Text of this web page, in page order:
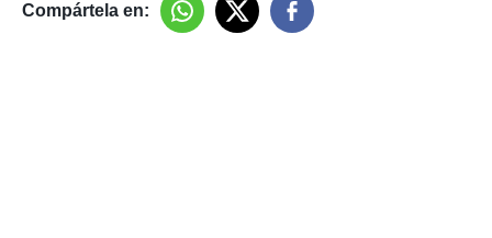
Compártela en: